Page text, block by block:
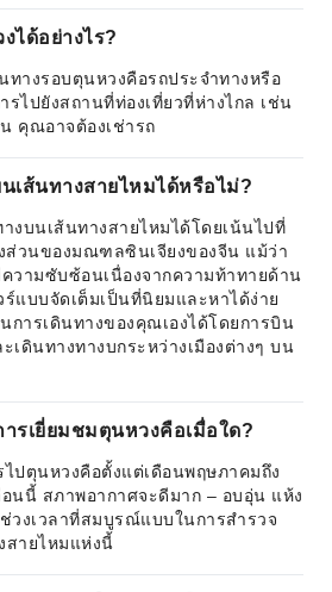
ได้อย่างไร?
างรอบตุนหวงคือรถประจำทางหรือ
ไปยังสถานที่ท่องเที่ยวที่ห่างไกล เช่น
คุณอาจต้องเช่ารถ
เส้นทางสายไหมได้หรือไม่?
งบนเส้นทางสายไหมได้โดยเน้นไปที่
ส่วนของมณฑลซินเจียงของจีน แม้ว่า
ความซับซ้อนเนื่องจากความท้าทายด้าน
แบบจัดเต็มเป็นที่นิยมและหาได้ง่าย
การเดินทางของคุณเองได้โดยการบิน
เดินทางทางบกระหว่างเมืองต่างๆ บน
รเยี่ยมชมตุนหวงคือเมื่อใด?
ปตุนหวงคือตั้งแต่เดือนพฤษภาคมถึง
นนี้ สภาพอากาศจะดีมาก – อบอุ่น แห้ง
วงเวลาที่สมบูรณ์แบบในการสำรวจ
สายไหมแห่งนี้